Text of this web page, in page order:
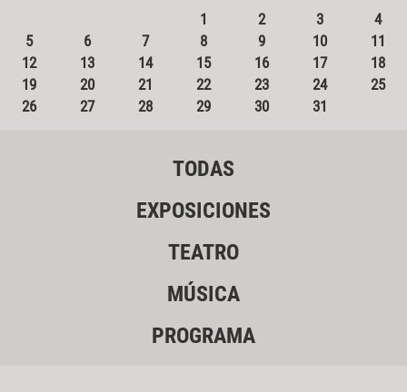
1
2 3
4
5
6 7 8 9 10
11
12
13 14 15 16 17
18
19
20 21 22 23 24
25
26
27 28 29 30 31
TODAS
EXPOSICIONES
TEATRO
MÚSICA
PROGRAMA